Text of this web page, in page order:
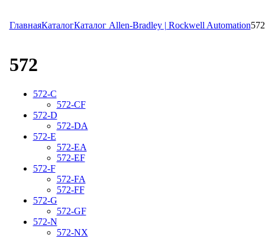
ГлавнаяКаталогКаталог Allen-Bradley | Rockwell Automation572
572
572-C
572-CF
572-D
572-DA
572-E
572-EA
572-EF
572-F
572-FA
572-FF
572-G
572-GF
572-N
572-NX